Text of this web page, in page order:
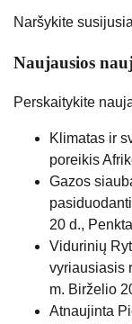
Naršykite
Naujausios
Perskaitykite
Klimatas ir
poreikis
Gazos
20 d.,
Vidurinių
vyriausiasis
m. Birželio
Atnaujinta